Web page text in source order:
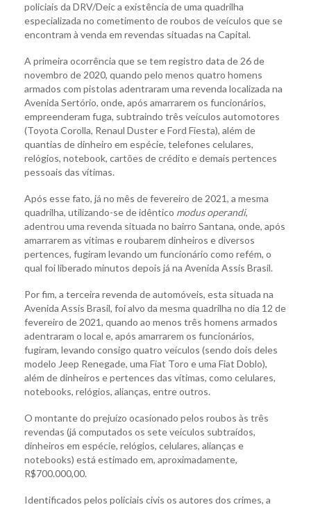
policiais da DRV/Deic a existência de uma quadrilha
especializada no cometimento de roubos de veículos que se
encontram à venda em revendas situadas na Capital.
A primeira ocorrência que se tem registro data de 26 de
novembro de 2020, quando pelo menos quatro homens
armados com pistolas adentraram uma revenda localizada na
Avenida Sertório, onde, após amarrarem os funcionários,
empreenderam fuga, subtraindo três veículos automotores
(Toyota Corolla, Renaul Duster e Ford Fiesta), além de
quantias de dinheiro em espécie, telefones celulares,
relógios, notebook, cartões de crédito e demais pertences
pessoais das vítimas.
Após esse fato, já no mês de fevereiro de 2021, a mesma
quadrilha, utilizando-se de idêntico modus operandi,
adentrou uma revenda situada no bairro Santana, onde, após
amarrarem as vítimas e roubarem dinheiros e diversos
pertences, fugiram levando um funcionário como refém, o
qual foi liberado minutos depois já na Avenida Assis Brasil.
Por fim, a terceira revenda de automóveis, esta situada na
Avenida Assis Brasil, foi alvo da mesma quadrilha no dia 12 de
fevereiro de 2021, quando ao menos três homens armados
adentraram o local e, após amarrarem os funcionários,
fugiram, levando consigo quatro veículos (sendo dois deles
modelo Jeep Renegade, uma Fiat Toro e uma Fiat Doblo),
além de dinheiros e pertences das vítimas, como celulares,
notebooks, relógios, alianças, entre outros.
O montante do prejuízo ocasionado pelos roubos às três
revendas (já computados os sete veículos subtraídos,
dinheiros em espécie, relógios, celulares, alianças e
notebooks) está estimado em, aproximadamente,
R$700.000,00.
Identificados pelos policiais civis os autores dos crimes, a